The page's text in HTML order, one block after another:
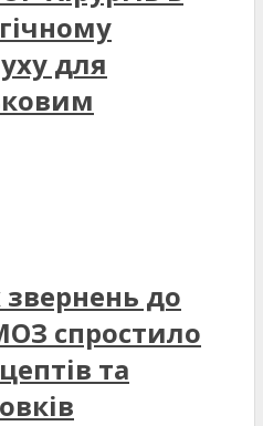
для
до
спростило
та